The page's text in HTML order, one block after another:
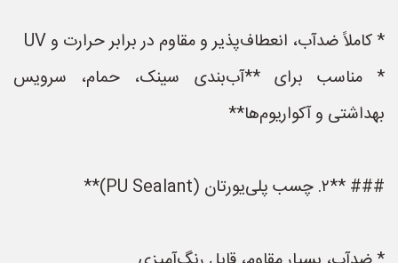
* کاملاً ضدآب، انعطاف‌پذیر و مقاوم در برابر حرارت و UV
* مناسب برای **آب‌بندی سینک، حمام، سرویس
بهداشتی و آکواریوم‌ها**
### **۲. چسب پلی‌یورتان (PU Sealant)**